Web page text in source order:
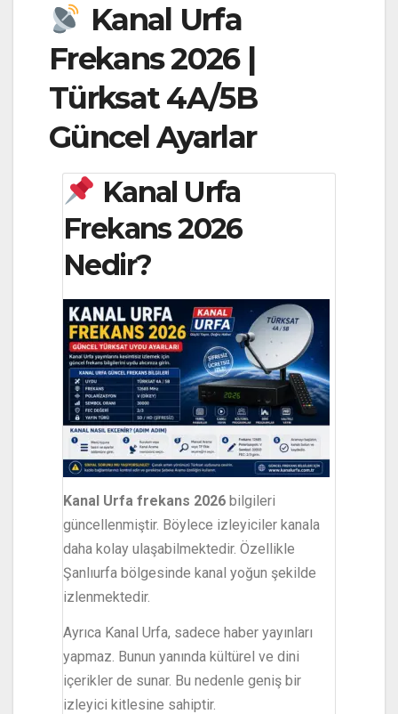
Kanal Urfa
Frekans 2026 |
Türksat 4A/5B
Güncel Ayarlar
Kanal Urfa
Frekans 2026
Nedir?
Kanal Urfa frekans 2026 bilgileri
güncellenmiştir. Böylece izleyiciler kanala
daha kolay ulaşabilmektedir. Özellikle
Şanlıurfa bölgesinde kanal yoğun şekilde
izlenmektedir.
Ayrıca Kanal Urfa, sadece haber yayınları
yapmaz. Bunun yanında kültürel ve dini
içerikler de sunar. Bu nedenle geniş bir
izleyici kitlesine sahiptir.